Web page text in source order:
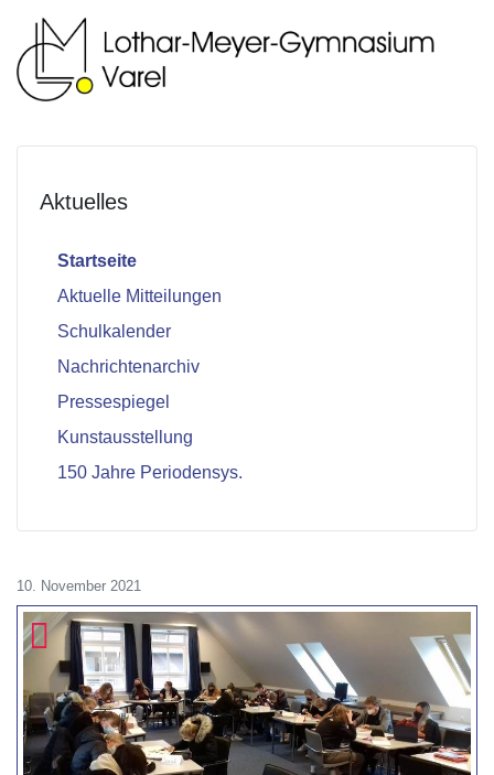
Aktuelles
Startseite
Aktuelle Mitteilungen
Schulkalender
Nachrichtenarchiv
Pressespiegel
Kunstausstellung
150 Jahre Periodensys.
10. November 2021